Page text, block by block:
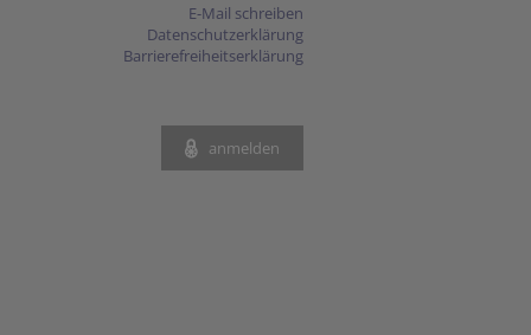
E-Mail schreiben
Datenschutzerklärung
Barrierefreiheitserklärung
anmelden